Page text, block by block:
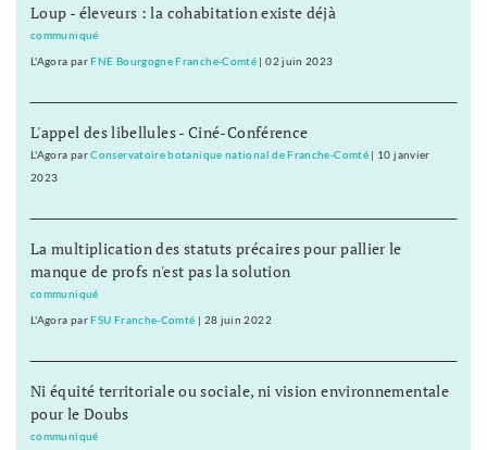
Loup - éleveurs : la cohabitation existe déjà
communiqué
L'Agora parFNE Bourgogne Franche-Comté |02 juin 2023
L'appel des libellules - Ciné-Conférence
L'Agora parConservatoire botanique national de Franche-Comté| 10 janvier
2023
La multiplication des statuts précaires pour pallier le
manque de profs n'est pas la solution
communiqué
L'Agora parFSU Franche-Comté | 28 juin 2022
Ni équité territoriale ou sociale, ni vision environnementale
pour le Doubs
communiqué